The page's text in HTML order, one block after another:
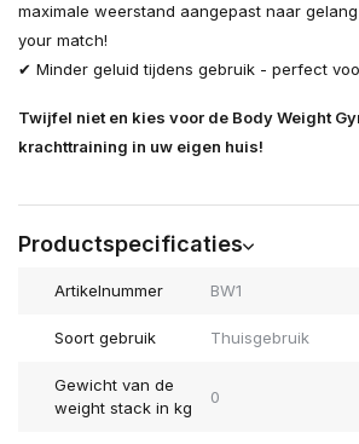
maximale weerstand aangepast naar
your match!
✔ Minder geluid tijdens gebruik - perfect
Twijfel niet en kies voor de Body Weight
krachttraining in uw eigen huis!
Productspecificaties
Artikelnummer BW1
Soort gebruik Thuisgebruik
Gewicht van de
weight stack in kg
0